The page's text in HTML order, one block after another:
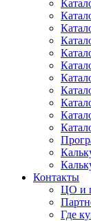
Контакты
ЦО и
Где